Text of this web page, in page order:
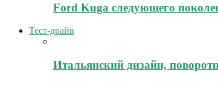
Ford Kuga следующего
Тест-драйв
Итальянский дизайн,